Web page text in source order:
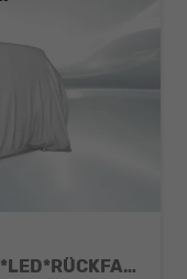
L3H2 *3-SITZER*15 ZOLL*PDC*LED*RÜCKFAHRKAMERA*DAB*KLIMA*HECKTÜRE 260°*